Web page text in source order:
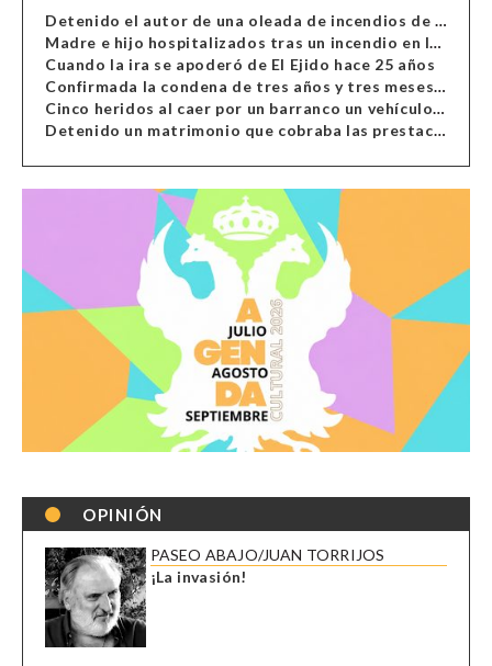
Detenido el autor de una oleada de incendios de contenedores en Almería
Madre e hijo hospitalizados tras un incendio en la cocina de una vivienda en Almería
Cuando la ira se apoderó de El Ejido hace 25 años
Confirmada la condena de tres años y tres meses al hombre de Antas acusado de xenofobia
Cinco heridos al caer por un barranco un vehículo en Alcolea
Detenido un matrimonio que cobraba las prestaciones de ilegales en Almería, Granada, Málaga, Huelva y Murcia
OPINIÓN
PASEO ABAJO/JUAN TORRIJOS
¡La invasión!